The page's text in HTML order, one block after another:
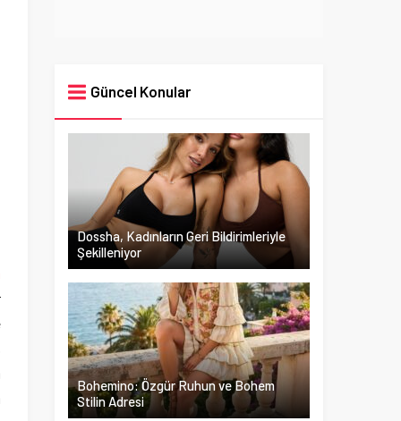
Güncel Konular
Dossha, Kadınların Geri Bildirimleriyle
Şekilleniyor
Bohemino: Özgür Ruhun ve Bohem
Stilin Adresi